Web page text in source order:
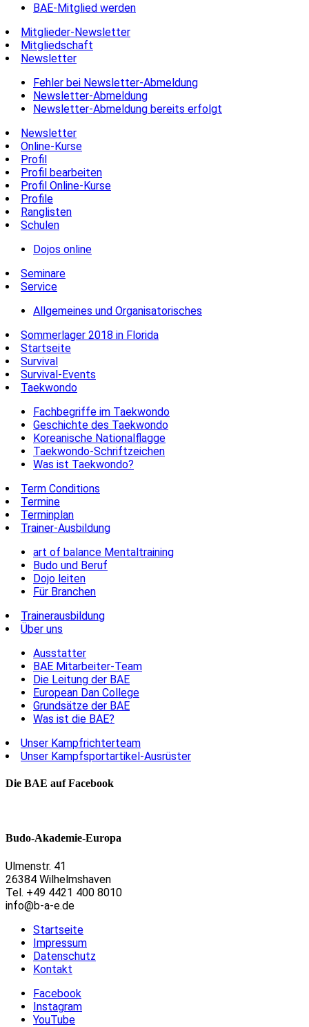
BAE-Mitglied werden
Mitglieder-Newsletter
Mitgliedschaft
Newsletter
Fehler bei Newsletter-Abmeldung
Newsletter-Abmeldung
Newsletter-Abmeldung bereits erfolgt
Newsletter
Online-Kurse
Profil
Profil bearbeiten
Profil Online-Kurse
Profile
Ranglisten
Schulen
Dojos online
Seminare
Service
Allgemeines und Organisatorisches
Sommerlager 2018 in Florida
Startseite
Survival
Survival-Events
Taekwondo
Fachbegriffe im Taekwondo
Geschichte des Taekwondo
Koreanische Nationalflagge
Taekwondo-Schriftzeichen
Was ist Taekwondo?
Term Conditions
Termine
Terminplan
Trainer-Ausbildung
art of balance Mentaltraining
Budo und Beruf
Dojo leiten
Für Branchen
Trainerausbildung
Über uns
Ausstatter
BAE Mitarbeiter-Team
Die Leitung der BAE
European Dan College
Grundsätze der BAE
Was ist die BAE?
Unser Kampfrichterteam
Unser Kampfsportartikel-Ausrüster
Die BAE auf Facebook
Budo-Akademie-Europa
Ulmenstr. 41
26384 Wilhelmshaven
Tel. +49 4421 400 8010
info@b-a-e.de
Startseite
Impressum
Datenschutz
Kontakt
Facebook
Instagram
YouTube